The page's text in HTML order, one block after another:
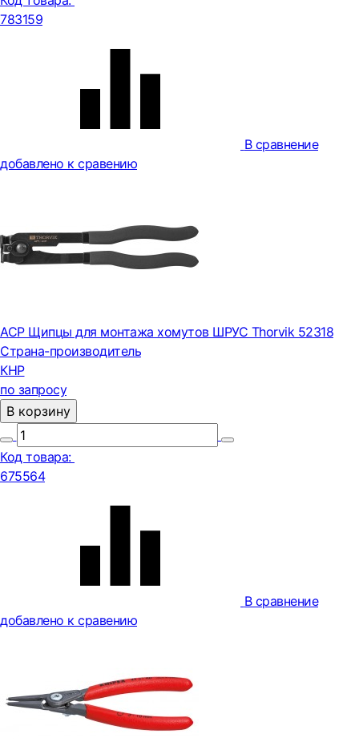
783159
В сравнение
добавлено к сравению
ACP Щипцы для монтажа хомутов ШРУС Thorvik 52318
Страна-производитель
КНР
по запросу
В корзину
Код товара:
675564
В сравнение
добавлено к сравению